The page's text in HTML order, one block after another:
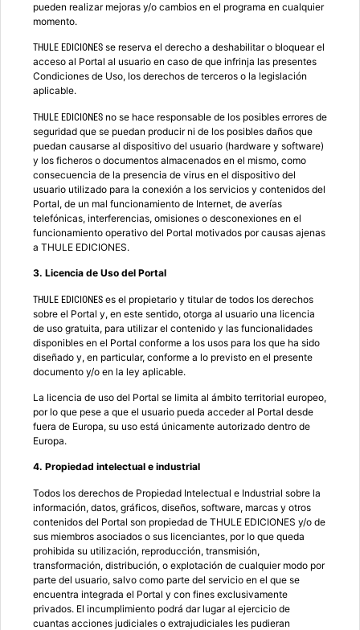
pueden realizar mejoras y/o cambios en el programa en cualquier
momento.
THULE EDICIONES se reserva el derecho a deshabilitar o bloquear el
acceso al Portal al usuario en caso de que infrinja las presentes
Condiciones de Uso, los derechos de terceros o la legislación
aplicable.
THULE EDICIONES no se hace responsable de los posibles errores de
seguridad que se puedan producir ni de los posibles daños que
puedan causarse al dispositivo del usuario (hardware y software)
y los ficheros o documentos almacenados en el mismo, como
consecuencia de la presencia de virus en el dispositivo del
usuario utilizado para la conexión a los servicios y contenidos del
Portal, de un mal funcionamiento de Internet, de averías
telefónicas, interferencias, omisiones o desconexiones en el
funcionamiento operativo del Portal motivados por causas ajenas
a THULE EDICIONES.
3. Licencia de Uso del Portal
THULE EDICIONES es el propietario y titular de todos los derechos
sobre el Portal y, en este sentido, otorga al usuario una licencia
de uso gratuita, para utilizar el contenido y las funcionalidades
disponibles en el Portal conforme a los usos para los que ha sido
diseñado y, en particular, conforme a lo previsto en el presente
documento y/o en la ley aplicable.
La licencia de uso del Portal se limita al ámbito territorial europeo,
por lo que pese a que el usuario pueda acceder al Portal desde
fuera de Europa, su uso está únicamente autorizado dentro de
Europa.
4. Propiedad intelectual e industrial
Todos los derechos de Propiedad Intelectual e Industrial sobre la
información, datos, gráficos, diseños, software, marcas y otros
contenidos del Portal son propiedad de THULE EDICIONES y/o de
sus miembros asociados o sus licenciantes, por lo que queda
prohibida su utilización, reproducción, transmisión,
transformación, distribución, o explotación de cualquier modo por
parte del usuario, salvo como parte del servicio en el que se
encuentra integrada el Portal y con fines exclusivamente
privados. El incumplimiento podrá dar lugar al ejercicio de
cuantas acciones judiciales o extrajudiciales les pudieran